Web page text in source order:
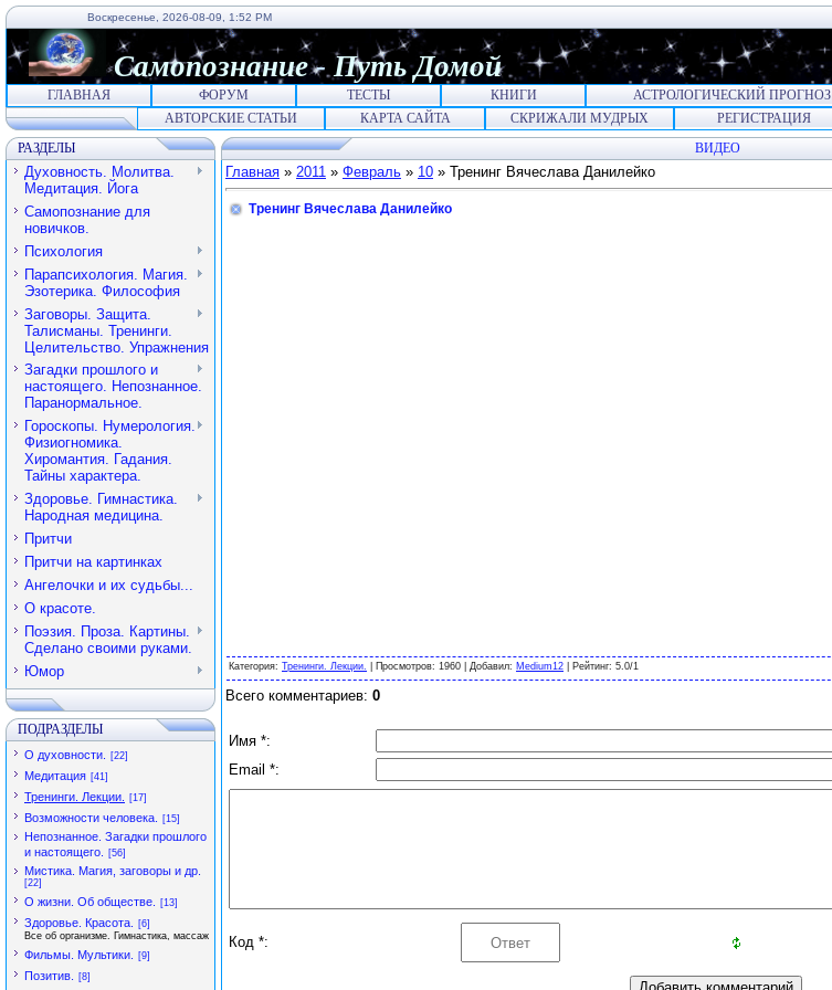
Воскресенье, 2026-08-09, 1:52 PM
Самопознание- Путь Домой
ГЛАВНАЯ ФОРУМ ТЕСТЫ КНИГИ АСТРОЛОГИЧЕСКИЙ ПРОГНОЗ
АВТОРСКИЕ СТАТЬИ
КАРТА САЙТА СКРИЖАЛИ МУДРЫХ РЕГИСТРАЦИЯ
РАЗДЕЛЫ
Духовность. Молитва.
Медитация. Йога
Самопознание для
новичков.
Психология
Парапсихология. Магия.
Эзотерика. Философия
Заговоры. Защита.
Талисманы. Тренинги.
Целительство. Упражнения
Загадки прошлого и
настоящего. Непознанное.
Паранормальное.
Гороскопы. Нумерология.
Физиогномика.
Хиромантия. Гадания.
Тайны характера.
Здоровье. Гимнастика.
Народная медицина.
Притчи
Притчи на картинках
Ангелочки и их судьбы...
О красоте.
Поэзия. Проза. Картины.
Сделано своими руками.
Юмор
ПОДРАЗДЕЛЫ
О духовности. [22]
Медитация [41]
Тренинги. Лекции. [17]
Возможности человека. [15]
Непознанное. Загадки прошлого
и настоящего.
[56]
Мистика. Магия, заговоры и др.
[22]
О жизни. Об обществе. [13]
Здоровье. Красота.
[6]
Все об организме. Гимнастика, массаж
Фильмы. Мультики. [9]
Позитив. [8]
ВИДЕО
Главная » 2011 » Февраль » 10 » Тренинг Вячеслава Данилейко
Тренинг Вячеслава Данилейко
Категория: Тренинги. Лекции. Просмотров: 1960 | Добавил: Medium12 Рейтинг: 5.0/1
Всего комментариев: 0
Имя *:
Email *:
Код *: